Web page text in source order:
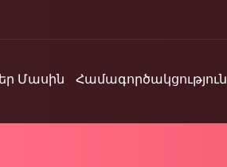
Մասին Համագործակցություն